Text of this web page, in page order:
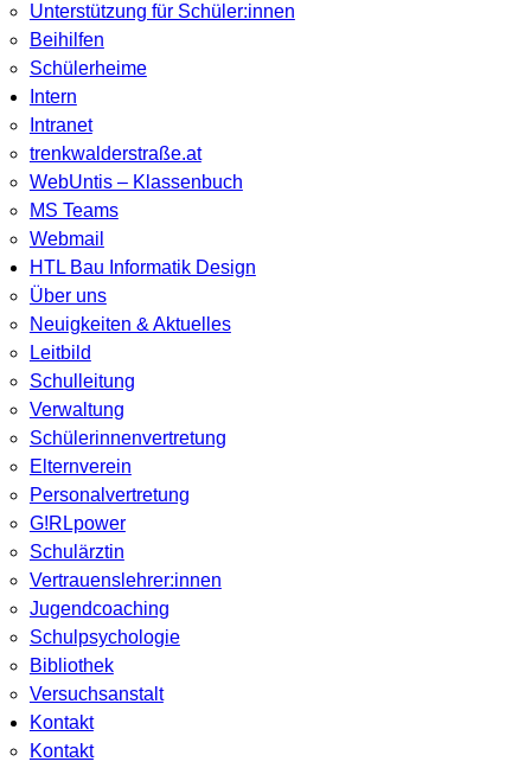
Unterstützung für Schüler:innen
Beihilfen
Schülerheime
Intern
Intranet
trenkwalderstraße.at
WebUntis – Klassenbuch
MS Teams
Webmail
HTL Bau Informatik Design
Über uns
Neuigkeiten & Aktuelles
Leitbild
Schulleitung
Verwaltung
Schülerinnenvertretung
Elternverein
Personalvertretung
G!RLpower
Schulärztin
Vertrauenslehrer:innen
Jugendcoaching
Schulpsychologie
Bibliothek
Versuchsanstalt
Kontakt
Kontakt